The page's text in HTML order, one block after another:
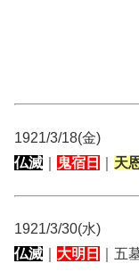
1921/3/18(金)
仏滅
鬼宿日 天
1921/3/30(水)
仏滅
大明日 ｜五